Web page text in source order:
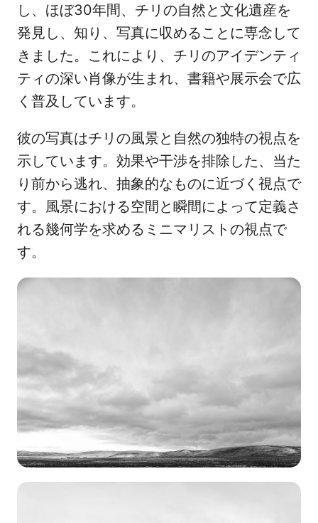
し、ほぼ30年間、チリの自然と文化遺産を
発見し、知り、写真に収めることに専念して
きました。これにより、チリのアイデンティ
ティの深い肖像が生まれ、書籍や展示会で広
く普及しています。
彼の写真はチリの風景と自然の独特の視点を
示しています。効果や干渉を排除した、当た
り前から逃れ、抽象的なものに近づく視点で
す。風景における空間と瞬間によって定義さ
れる幾何学を求めるミニマリストの視点で
す。